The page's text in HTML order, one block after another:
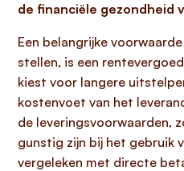
de financiële gezondheid
Een belangrijke
stellen, is een
kiest voor langere
kostenvoet van het
de leveringsvoorwaarden,
gunstig zijn bij het gebruik
vergeleken met directe